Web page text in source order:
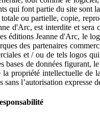
qui font partie du site sont
ou partielle, copie,
d'Arc, est interdite et sera
éditions Jeanne d'Arc, le
des partenaires
et / ou de tels logos
bases de données figurant,
la propriété intellectuelle de
sans l’autorisation